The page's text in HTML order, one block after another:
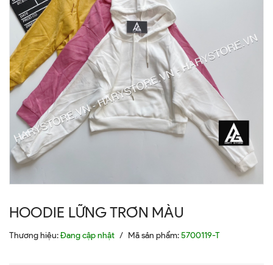
HOODIE LỮNG TRƠN MÀU
Thương hiệu:Đang cập nhật / Mã sản phẩm:5700119-T